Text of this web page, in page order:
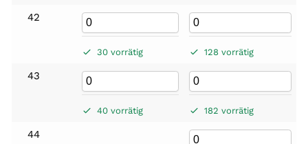
42
30 vorrätig 128 vorrätig
43
40 vorrätig 182 vorrätig
44